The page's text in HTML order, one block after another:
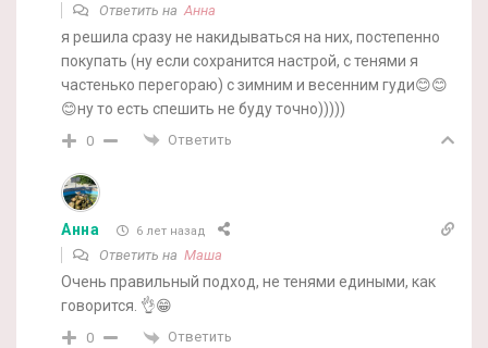
Ответить на Анна
я решила сразу не накидываться на них, постепенно
покупать (ну если сохранится настрой, с тенями я
частенько перегораю) с зимним и весенним гуди😊😊
😊ну то есть спешить не буду точно)))))
0 Ответить
Анна 6 лет назад
Ответить на Маша
Очень правильный подход, не тенями едиными, как
говорится. 👌😁
0 Ответить